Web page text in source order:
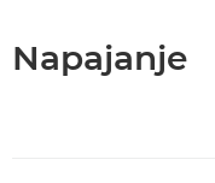
Napajanje